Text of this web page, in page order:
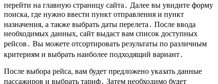
перейти на главную страницу сайта․ Далее вы увидите форму
поиска, где нужно ввести пункт отправления и пункт
назначения, а также выбрать даты перелета․ После ввода
необходимых данных, сайт выдаст вам список доступных
рейсов․ Вы можете отсортировать результаты по различным
критериям и выбрать наиболее подходящий вариант․
После выбора рейса, вам будет предложено указать данные
пассажиров и выбрать тариф․ Затем необходимо будет